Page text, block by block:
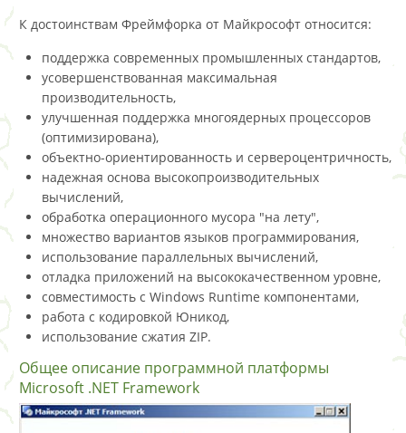
К достоинствам Фреймфорка от Майкрософт относится:
поддержка современных промышленных стандартов,
усовершенствованная максимальная
производительность,
улучшенная поддержка многоядерных процессоров
(оптимизирована),
объектно-ориентированность и сервероцентричность,
надежная основа высокопроизводительных
вычислений,
обработка операционного мусора "на лету",
множество вариантов языков программирования,
использование параллельных вычислений,
отладка приложений на высококачественном уровне,
совместимость с Windows Runtime компонентами,
работа с кодировкой Юникод,
использование сжатия ZIP.
Общее описание программной платформы
Microsoft .NET Framework